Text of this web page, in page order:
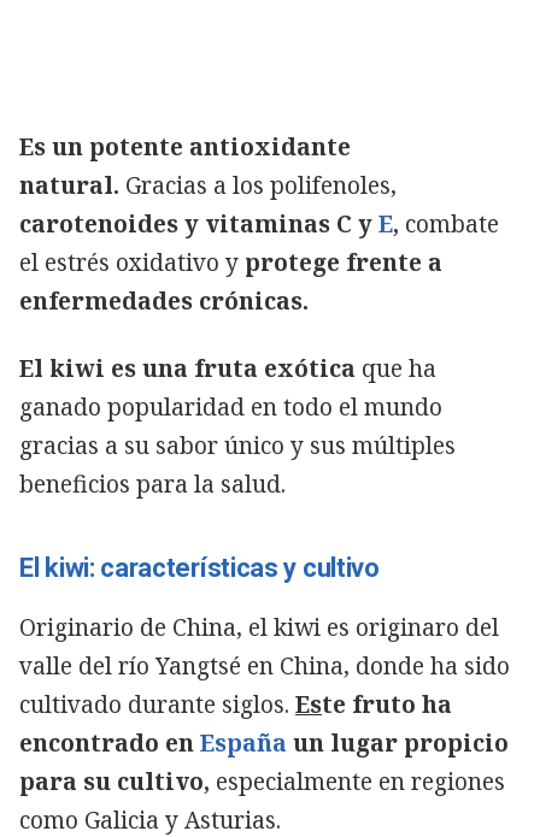
Copiar
Es un potente antioxidante
natural. Gracias a los polifenoles,
carotenoides y vitaminas C yE, combate
el estrés oxidativo y protege frente a
enfermedades crónicas.
El kiwi es una fruta exótica que ha
ganado popularidad en todo el mundo
gracias a su sabor único y sus múltiples
beneficios para la salud.
El kiwi: características y cultivo
Originario de China, el kiwi es originaro del
valle del río Yangtsé en China, donde ha sido
cultivado durante siglos. Este fruto ha
encontrado enEspaña un lugar propicio
para su cultivo, especialmente en regiones
como Galicia y Asturias.